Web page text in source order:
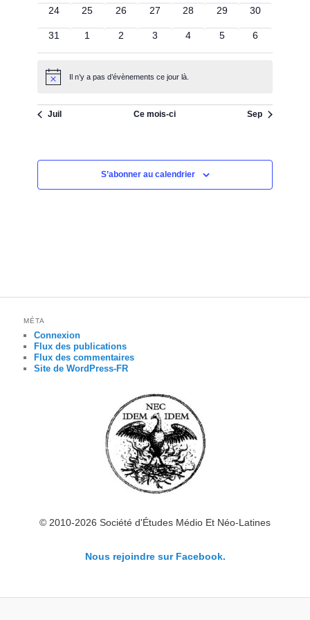
0
24
0
25
0
26
0
27
0
28
0
29
0
30
0
31
01
0
2
0
3
0
4
0
5
0
6
Notice Il n’y a pas d’évènements ce jour là.
Juil Ce mois-ci Sep
S’abonner au calendrier
MÉTA
Connexion
Flux des publications
Flux des commentaires
Site de WordPress-FR
© 2010-2026 Société d'Études Médio Et Néo-Latines
Nous rejoindre sur Facebook.